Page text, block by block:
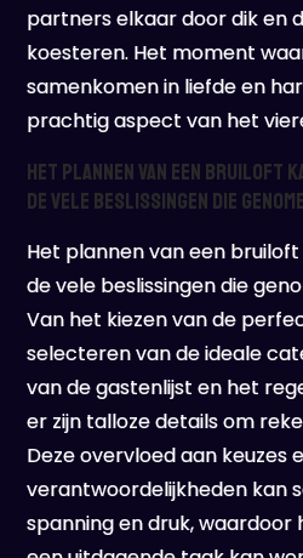
partners elkaar door dik en
koesteren. Het moment
samenkomen in liefde en
prachtig aspect van het
Het plannen van een bruiloft
de vele beslissingen die
Het plannen van een
de vele beslissingen die
Van het kiezen van de
selecteren van de ideale
van de gastenlijst en het
er zijn talloze details om
Deze overvloed aan keuzes
verantwoordelijkheden kan
spanning en druk,